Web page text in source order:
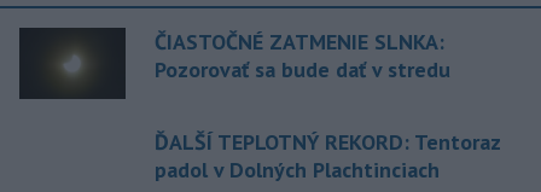
ČIASTOČNÉ ZATMENIE SLNKA:
Pozorovať sa bude dať v stredu
ĎALŠÍ TEPLOTNÝ REKORD: Tentoraz
padol v Dolných Plachtinciach